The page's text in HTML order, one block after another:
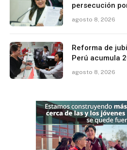
persecución
agosto 8, 2026
Reforma de
Perú acumula
agosto 8, 2026